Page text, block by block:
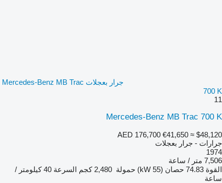
جرار بعجلات Mercedes-Benz MB Trac
700 K
11
Mercedes-Benz MB Trac 700 K
AED 176,700 €41,650 ≈ $48,120
جرارات - جرار بعجلات
1974
7,506 متر / ساعة
القوة 74.83 حصان (55 kW) حمولة 2,480 كجم السرعة
40 كيلومتر /
ساعة